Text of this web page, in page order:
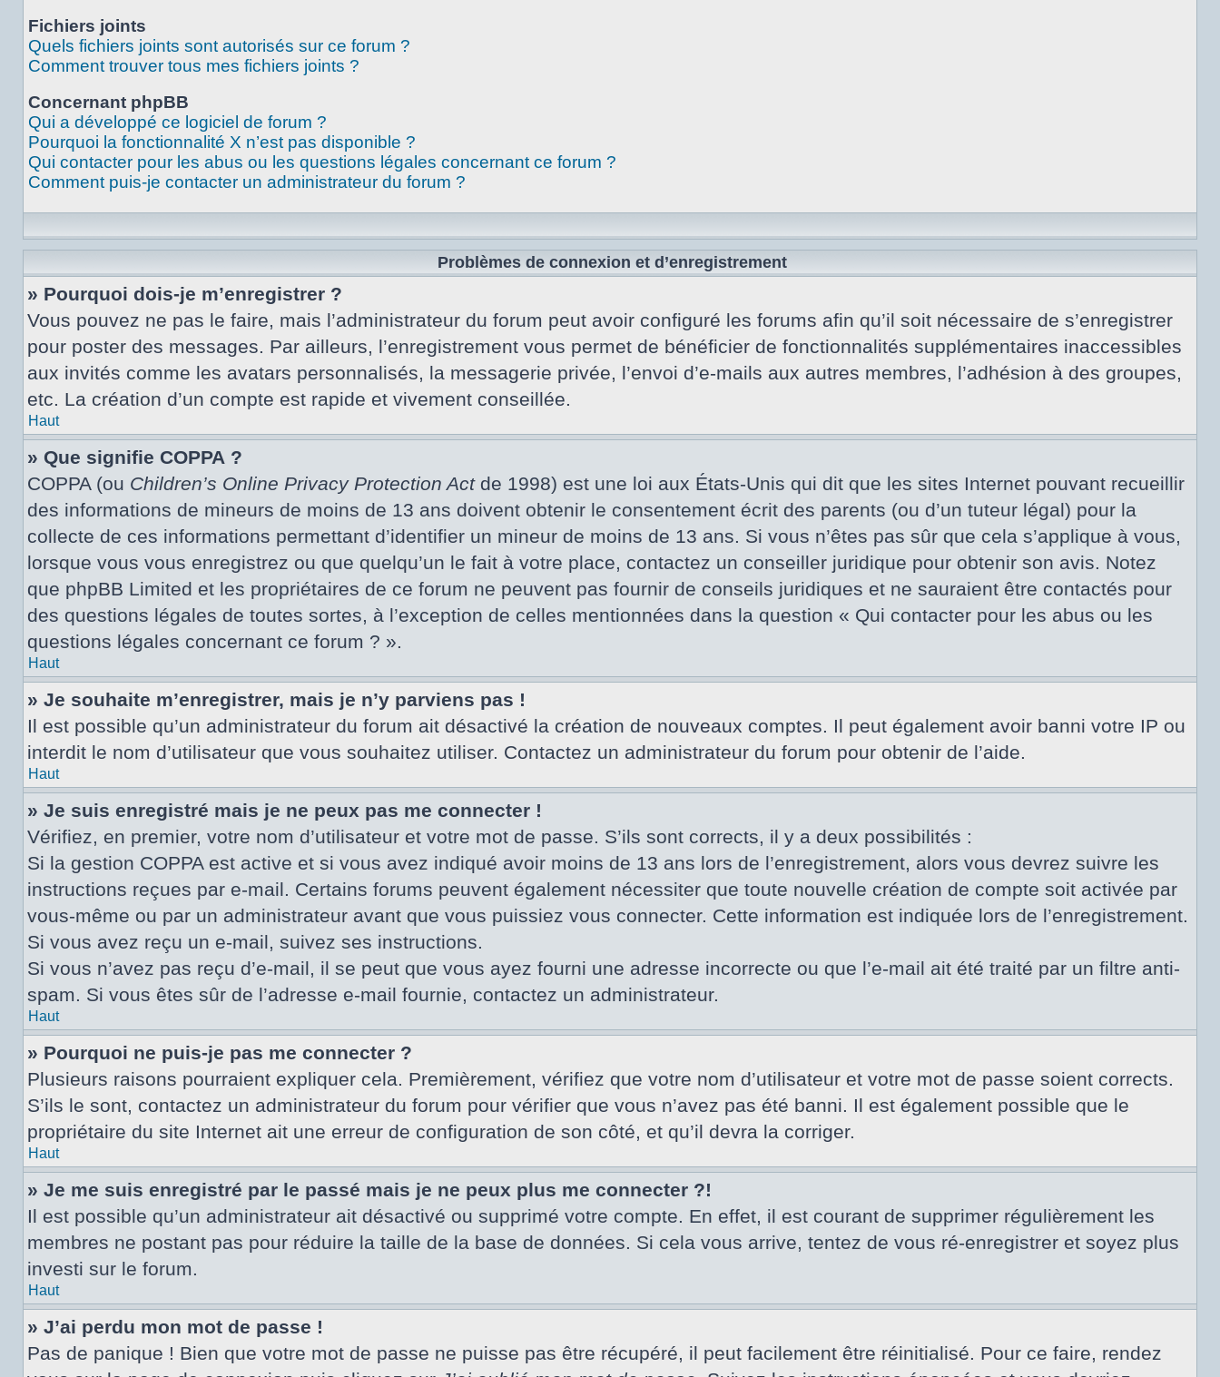
Fichiers joints
Quels fichiers joints sont autorisés sur ce forum ?
Comment trouver tous mes fichiers joints ?
Concernant phpBB
Qui a développé ce logiciel de forum ?
Pourquoi la fonctionnalité X n’est pas disponible ?
Qui contacter pour les abus ou les questions légales concernant ce forum ?
Comment puis-je contacter un administrateur du forum ?
Problèmes de connexion et d’enregistrement
» Pourquoi dois-je m’enregistrer ?
Vous pouvez ne pas le faire, mais l’administrateur du forum peut avoir configuré les forums afin qu’il soit nécessaire de s’enregistrer
pour poster des messages. Par ailleurs, l’enregistrement vous permet de bénéficier de fonctionnalités supplémentaires inaccessibles
aux invités comme les avatars personnalisés, la messagerie privée, l’envoi d’e-mails aux autres membres, l’adhésion à des groupes,
etc. La création d’un compte est rapide et vivement conseillée.
Haut
» Que signifie COPPA ?
COPPA (ou Children’s Online Privacy Protection Actde 1998) est une loi aux États-Unis qui dit que les sites Internet pouvant recueillir
des informations de mineurs de moins de 13 ans doivent obtenir le consentement écrit des parents (ou d’un tuteur légal) pour la
collecte de ces informations permettant d’identifier un mineur de moins de 13 ans. Si vous n’êtes pas sûr que cela s’applique à vous,
lorsque vous vous enregistrez ou que quelqu’un le fait à votre place, contactez un conseiller juridique pour obtenir son avis. Notez
que phpBB Limited et les propriétaires de ce forum ne peuvent pas fournir de conseils juridiques et ne sauraient être contactés pour
des questions légales de toutes sortes, à l’exception de celles mentionnées dans la question « Qui contacter pour les abus ou les
questions légales concernant ce forum ? ».
Haut
» Je souhaite m’enregistrer, mais je n’y parviens pas !
Il est possible qu’un administrateur du forum ait désactivé la création de nouveaux comptes. Il peut également avoir banni votre IP ou
interdit le nom d’utilisateur que vous souhaitez utiliser. Contactez un administrateur du forum pour obtenir de l’aide.
Haut
» Je suis enregistré mais je ne peux pas me connecter !
Vérifiez, en premier, votre nom d’utilisateur et votre mot de passe. S’ils sont corrects, il y a deux possibilités :
Si la gestion COPPA est active et si vous avez indiqué avoir moins de 13 ans lors de l’enregistrement, alors vous devrez suivre les
instructions reçues par e-mail. Certains forums peuvent également nécessiter que toute nouvelle création de compte soit activée par
vous-même ou par un administrateur avant que vous puissiez vous connecter. Cette information est indiquée lors de l’enregistrement.
Si vous avez reçu un e-mail, suivez ses instructions.
Si vous n’avez pas reçu d’e-mail, il se peut que vous ayez fourni une adresse incorrecte ou que l’e-mail ait été traité par un filtre anti-
spam. Si vous êtes sûr de l’adresse e-mail fournie, contactez un administrateur.
Haut
» Pourquoi ne puis-je pas me connecter ?
Plusieurs raisons pourraient expliquer cela. Premièrement, vérifiez que votre nom d’utilisateur et votre mot de passe soient corrects.
S’ils le sont, contactez un administrateur du forum pour vérifier que vous n’avez pas été banni. Il est également possible que le
propriétaire du site Internet ait une erreur de configuration de son côté, et qu’il devra la corriger.
Haut
» Je me suis enregistré par le passé mais je ne peux plus me connecter ?!
Il est possible qu’un administrateur ait désactivé ou supprimé votre compte. En effet, il est courant de supprimer régulièrement les
membres ne postant pas pour réduire la taille de la base de données. Si cela vous arrive, tentez de vous ré-enregistrer et soyez plus
investi sur le forum.
Haut
» J’ai perdu mon mot de passe !
Pas de panique ! Bien que votre mot de passe ne puisse pas être récupéré, il peut facilement être réinitialisé. Pour ce faire, rendez